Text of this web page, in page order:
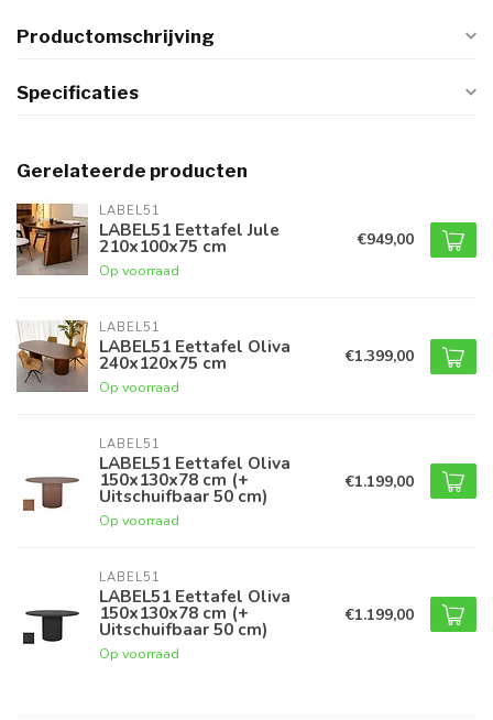
Productomschrijving
Specificaties
Gerelateerde producten
LABEL51
LABEL51 Eettafel Jule
210x100x75 cm
Op voorraad
€949,00
LABEL51
LABEL51 Eettafel Oliva
240x120x75 cm
Op voorraad
€1.399,00
LABEL51
LABEL51 Eettafel Oliva
150x130x78 cm (+
Uitschuifbaar 50 cm)
Op voorraad
€1.199,00
LABEL51
LABEL51 Eettafel Oliva
150x130x78 cm (+
Uitschuifbaar 50 cm)
Op voorraad
€1.199,00